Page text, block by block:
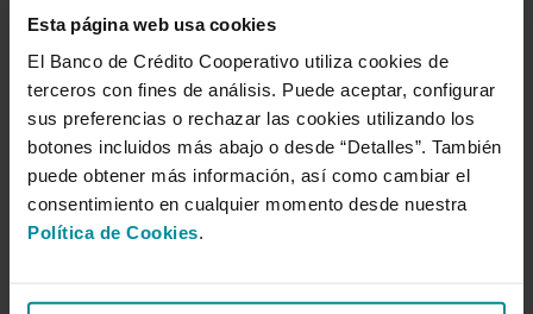
Esta página web usa cookies
El Banco de Crédito Cooperativo utiliza cookies de
terceros con fines de análisis. Puede aceptar, configurar
sus preferencias o rechazar las cookies utilizando los
botones incluidos más abajo o desde “Detalles”. También
puede obtener más información, así como cambiar el
consentimiento en cualquier momento desde nuestra
Política de Cookies.
banca cooperativa española.
Implantación paulatina
El proceso de implantación de la nueva imagen se inicia en enero
coincidiendo con el inicio del nuevo año, y en los próximos
meses, por fases, se irán actualizando los diferentes soportes y
canales de comunicación.